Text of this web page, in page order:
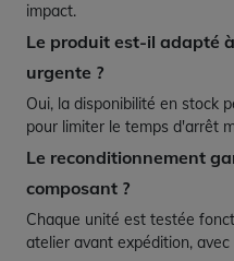
impact.
Le produit est-il adapté
urgente ?
Oui, la disponibilité en stock
pour limiter le temps d'arrêt
Le reconditionnement
composant ?
Chaque unité est testée
atelier avant expédition,